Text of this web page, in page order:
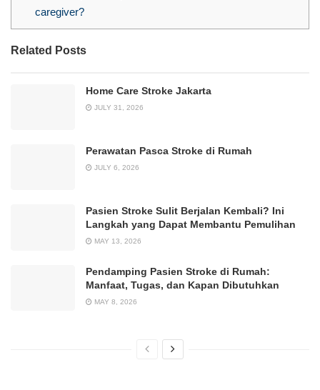
caregiver?
Related Posts
Home Care Stroke Jakarta
JULY 31, 2026
Perawatan Pasca Stroke di Rumah
JULY 6, 2026
Pasien Stroke Sulit Berjalan Kembali? Ini
Langkah yang Dapat Membantu Pemulihan
MAY 13, 2026
Pendamping Pasien Stroke di Rumah:
Manfaat, Tugas, dan Kapan Dibutuhkan
MAY 8, 2026